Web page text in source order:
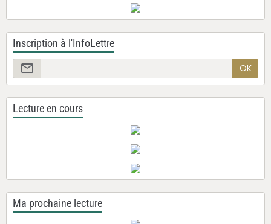
Inscription à l'InfoLettre
OK
Lecture en cours
Ma prochaine lecture